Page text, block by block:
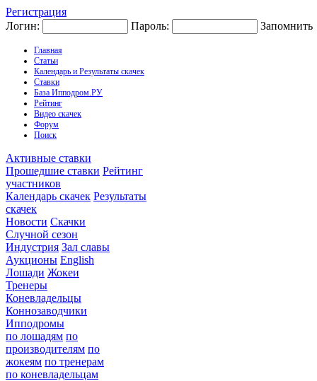
Регистрация
Логин:
Пароль: Запомнить
Главная
Статьи
Календарь и Результаты скачек
Ставки
База Ипподром.РУ
Рейтинг
Видео скачек
Форум
Поиск
Активные ставки
Прошедшие ставки Рейтинг
участников
Календарь скачек Результаты
скачек
Новости Скачки
Случной сезон
Индустрия Зал славы
Аукционы English
Лошади Жокеи
Тренеры
Коневладельцы
Коннозаводчики
Ипподромы
по лошадям по
производителям по
жокеям по тренерам
по коневладельцам